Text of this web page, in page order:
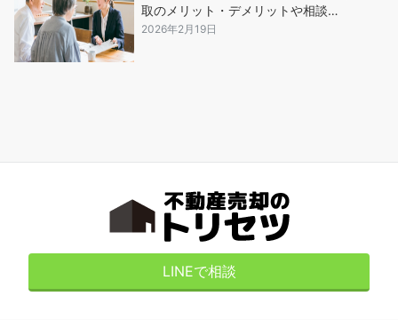
取のメリット・デメリットや相談…
2026年2月19日
LINEで相談